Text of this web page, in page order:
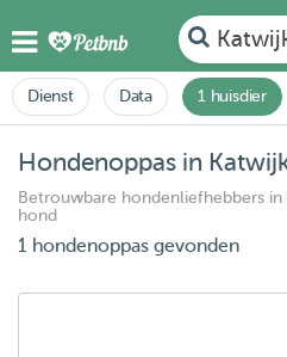
Dienst Data 1 huisdier
Hondenoppas in
Betrouwbare hondenliefhebbers
hond
1 hondenoppas gevonden